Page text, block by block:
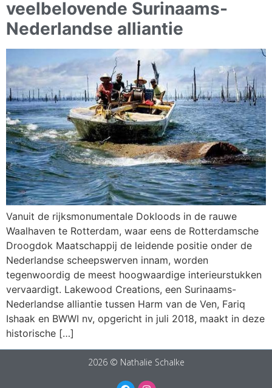
veelbelovende Surinaams-
Nederlandse alliantie
Vanuit de rijksmonumentale Dokloods in de rauwe
Waalhaven te Rotterdam, waar eens de Rotterdamsche
Droogdok Maatschappij de leidende positie onder de
Nederlandse scheepswerven innam, worden
tegenwoordig de meest hoogwaardige interieurstukken
vervaardigt. Lakewood Creations, een Surinaams-
Nederlandse alliantie tussen Harm van de Ven, Fariq
Ishaak en BWWI nv, opgericht in juli 2018, maakt in deze
historische […]
2026 © Nathalie Schalke